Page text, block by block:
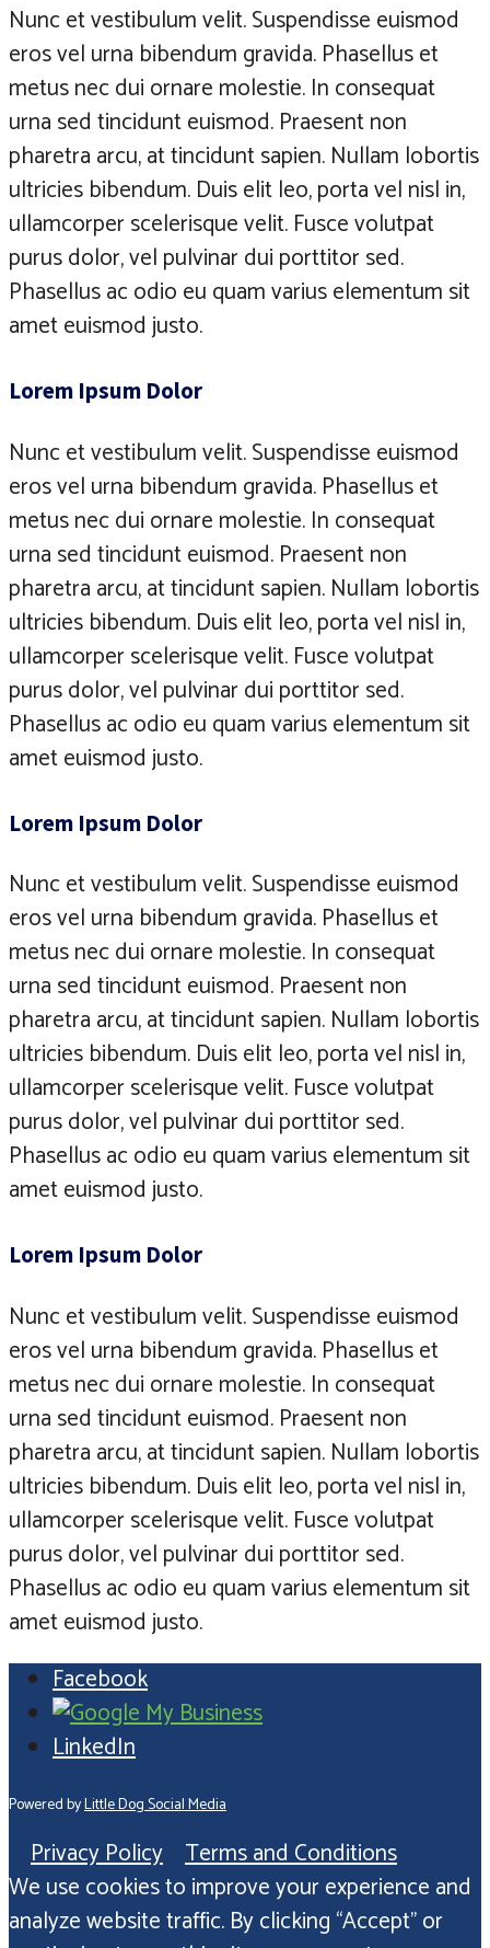
Nunc et vestibulum velit. Suspendisse euismod
eros vel urna bibendum gravida. Phasellus et
metus nec dui ornare molestie. In consequat
urna sed tincidunt euismod. Praesent non
pharetra arcu, at tincidunt sapien. Nullam lobortis
ultricies bibendum. Duis elit leo, porta vel nisl in,
ullamcorper scelerisque velit. Fusce volutpat
purus dolor, vel pulvinar dui porttitor sed.
Phasellus ac odio eu quam varius elementum sit
amet euismod justo.
Lorem Ipsum Dolor
Nunc et vestibulum velit. Suspendisse euismod
eros vel urna bibendum gravida. Phasellus et
metus nec dui ornare molestie. In consequat
urna sed tincidunt euismod. Praesent non
pharetra arcu, at tincidunt sapien. Nullam lobortis
ultricies bibendum. Duis elit leo, porta vel nisl in,
ullamcorper scelerisque velit. Fusce volutpat
purus dolor, vel pulvinar dui porttitor sed.
Phasellus ac odio eu quam varius elementum sit
amet euismod justo.
Lorem Ipsum Dolor
Nunc et vestibulum velit. Suspendisse euismod
eros vel urna bibendum gravida. Phasellus et
metus nec dui ornare molestie. In consequat
urna sed tincidunt euismod. Praesent non
pharetra arcu, at tincidunt sapien. Nullam lobortis
ultricies bibendum. Duis elit leo, porta vel nisl in,
ullamcorper scelerisque velit. Fusce volutpat
purus dolor, vel pulvinar dui porttitor sed.
Phasellus ac odio eu quam varius elementum sit
amet euismod justo.
Lorem Ipsum Dolor
Nunc et vestibulum velit. Suspendisse euismod
eros vel urna bibendum gravida. Phasellus et
metus nec dui ornare molestie. In consequat
urna sed tincidunt euismod. Praesent non
pharetra arcu, at tincidunt sapien. Nullam lobortis
ultricies bibendum. Duis elit leo, porta vel nisl in,
ullamcorper scelerisque velit. Fusce volutpat
purus dolor, vel pulvinar dui porttitor sed.
Phasellus ac odio eu quam varius elementum sit
amet euismod justo.
Facebook
LinkedIn
Powered byLittle Dog Social Media
Privacy Policy Terms and Conditions
We use cookies to improve your experience and
analyze website traffic. By clicking “Accept” or